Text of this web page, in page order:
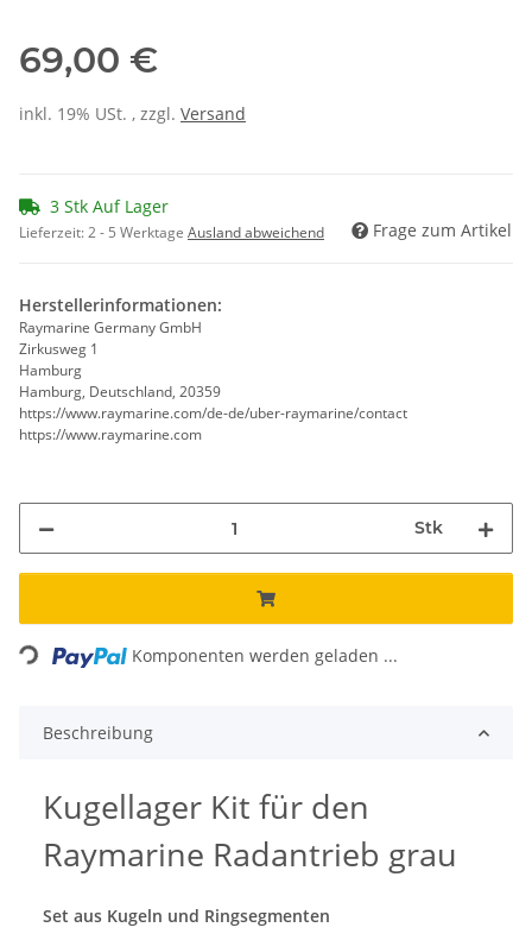
69,00 €
inkl. 19% USt. , zzgl. Versand
3 Stk Auf Lager
Lieferzeit:2 - 5 Werktage Ausland abweichend Frage zum Artikel
Herstellerinformationen:
Raymarine Germany GmbH
Zirkusweg 1
Hamburg
Hamburg, Deutschland, 20359
https://www.raymarine.com/de-de/uber-raymarine/contact
https://www.raymarine.com
Stk
Komponenten werden geladen ...
Beschreibung
Kugellager Kit für den
Raymarine Radantrieb grau
Set aus Kugeln und Ringsegmenten